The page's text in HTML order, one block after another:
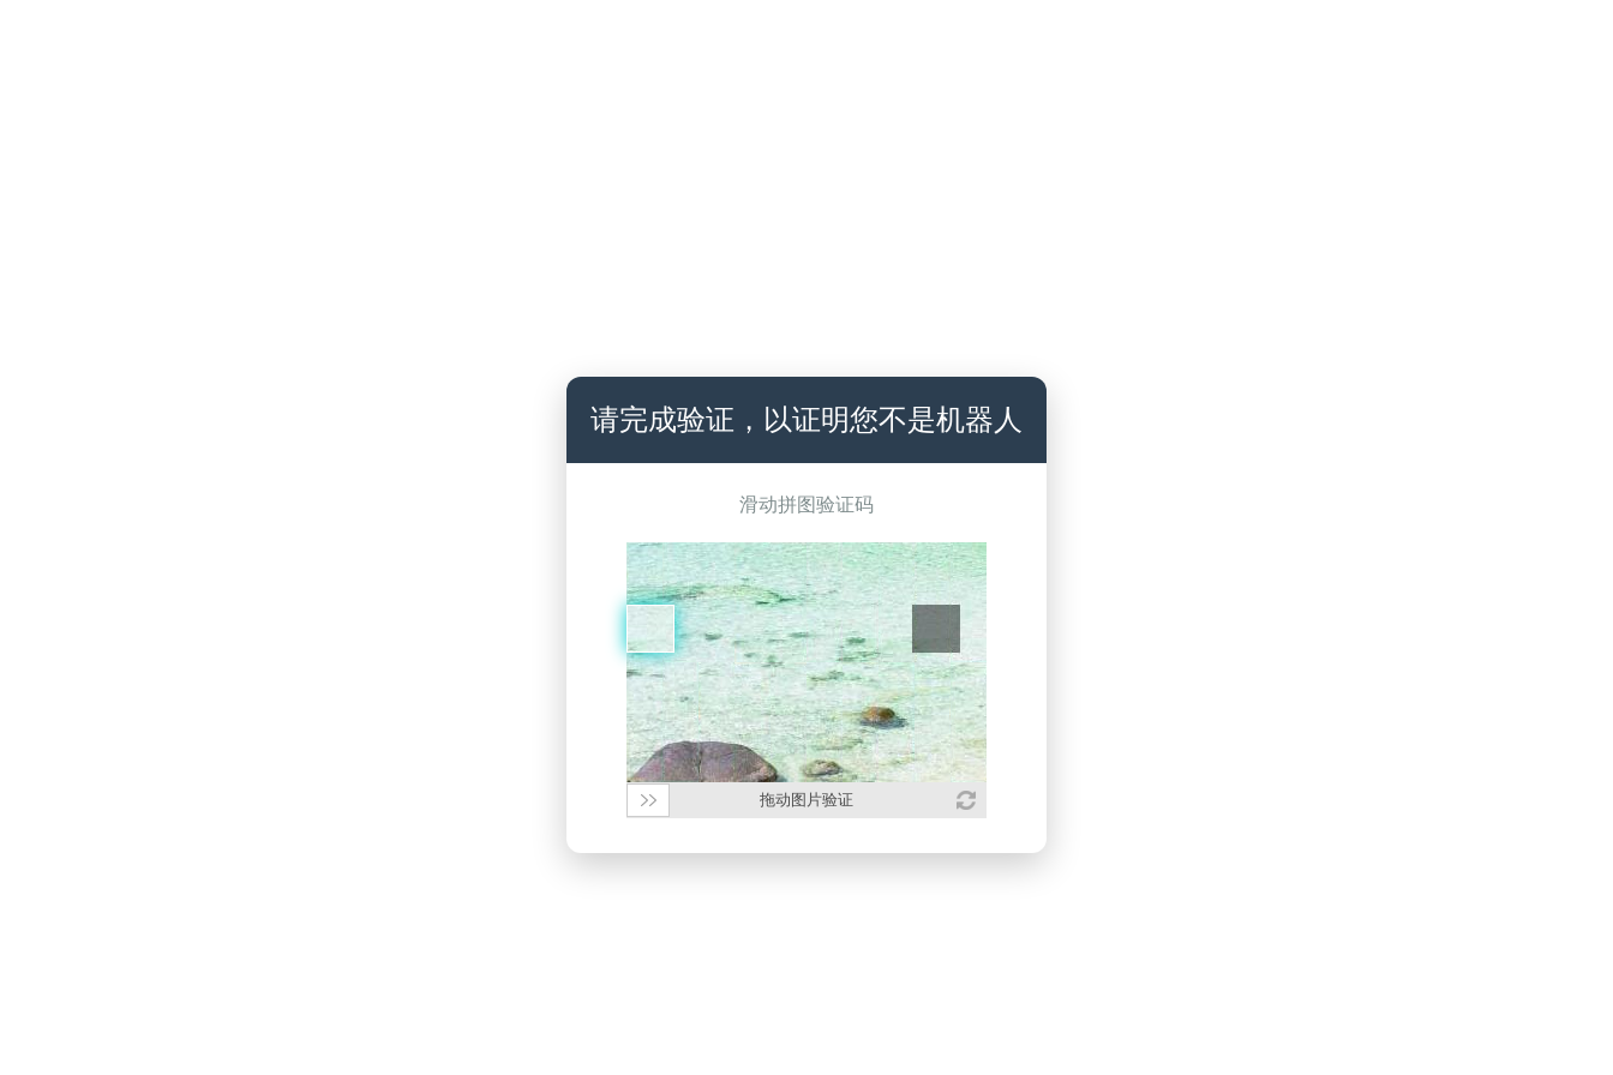
请完成验证，以证明您不是机器人
滑动拼图验证码
拖动图片验证